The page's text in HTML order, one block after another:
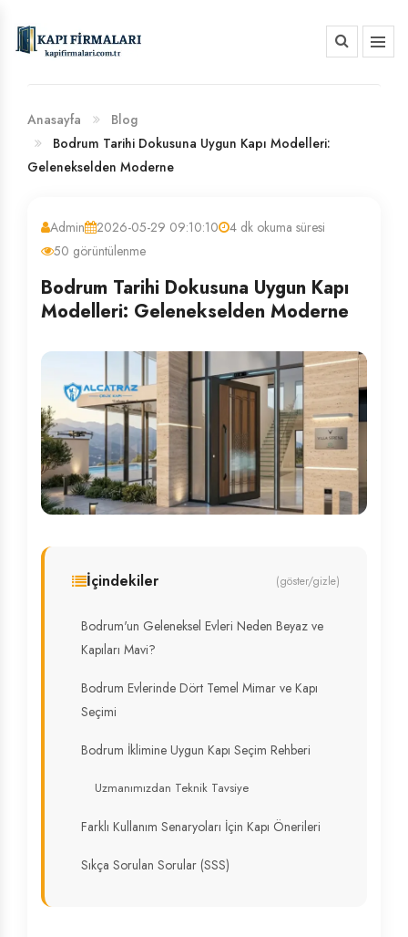
BANKA HESAP NUMARALARIMIZ
Anasayfa
Blog
Bodrum Tarihi Dokusuna Uygun Kapı Modelleri:
Gelenekselden Moderne
Admin 2026-05-29 09:10:10
4 dk okuma süresi
50 görüntülenme
Bodrum Tarihi Dokusuna Uygun Kapı
Modelleri: Gelenekselden Moderne
İçindekiler (göster/gizle)
Bodrum'un Geleneksel Evleri Neden Beyaz ve
Kapıları Mavi?
Bodrum Evlerinde Dört Temel Mimar ve Kapı
Seçimi
Bodrum İklimine Uygun Kapı Seçim Rehberi
Uzmanımızdan Teknik Tavsiye
Farklı Kullanım Senaryoları İçin Kapı Önerileri
Sıkça Sorulan Sorular (SSS)